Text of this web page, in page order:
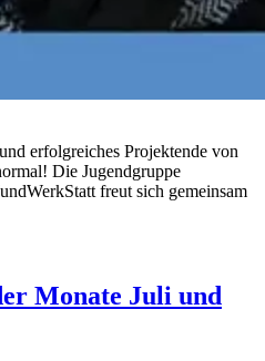
erfolgreiches Projektende von
Die Jugendgruppe
freut sich gemeinsam
Monate Juli und